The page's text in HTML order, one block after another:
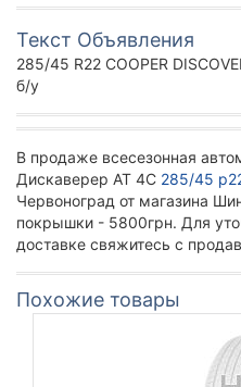
Текст Объявления
285/45 R22 COOPER
б/у
В продаже всесезонная
Дискаверер АТ 4С 285/45
Червоноград от магазина
покрышки - 5800грн. Для
доставке свяжитесь с
Похожие товары